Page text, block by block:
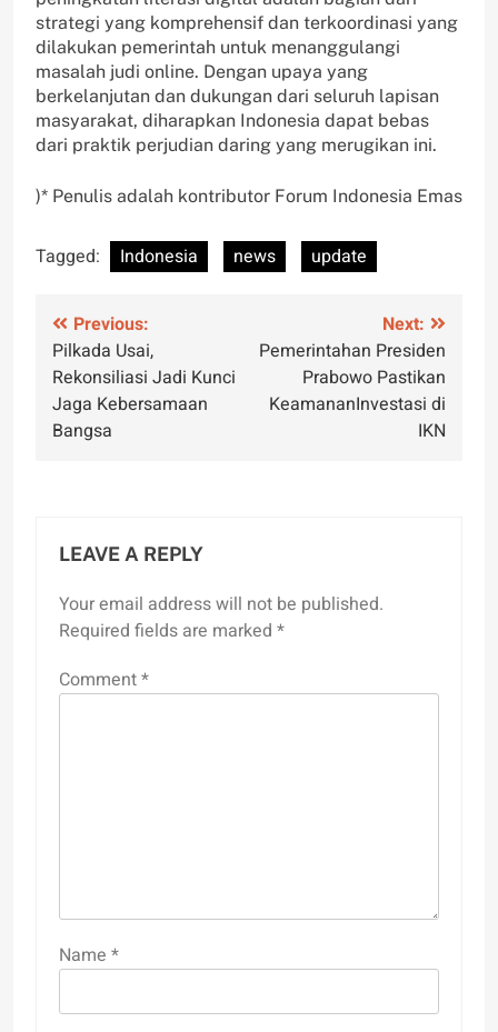
strategi yang komprehensif dan terkoordinasi yang
dilakukan pemerintah untuk menanggulangi
masalah judi online. Dengan upaya yang
berkelanjutan dan dukungan dari seluruh lapisan
masyarakat, diharapkan Indonesia dapat bebas
dari praktik perjudian daring yang merugikan ini.
)* Penulis adalah kontributor Forum Indonesia Emas
Tagged: Indonesia news update
Post
navigation
Previous:
Pilkada Usai,
Rekonsiliasi Jadi Kunci
Jaga Kebersamaan
Bangsa
Next:
Pemerintahan Presiden
Prabowo Pastikan
KeamananInvestasi di
IKN
LEAVE A REPLY
Your email address will not be published.
Required fields are marked *
Comment*
Name *